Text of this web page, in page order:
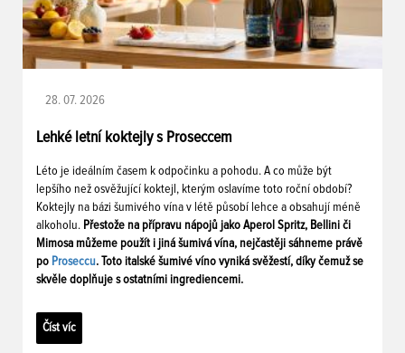
28. 07. 2026
Lehké letní koktejly s Proseccem
Léto je ideálním časem k odpočinku a pohodu. A co může být
lepšího než osvěžující koktejl, kterým oslavíme toto roční období?
Koktejly na bázi šumivého vína v létě působí lehce a obsahují méně
alkoholu. Přestože na přípravu nápojů jako Aperol Spritz, Bellini či
Mimosa můžeme použít i jiná šumivá vína, nejčastěji sáhneme právě
po Proseccu. Toto italské šumivé víno vyniká svěžestí, díky čemuž se
skvěle doplňuje s ostatními ingrediencemi.
Číst víc